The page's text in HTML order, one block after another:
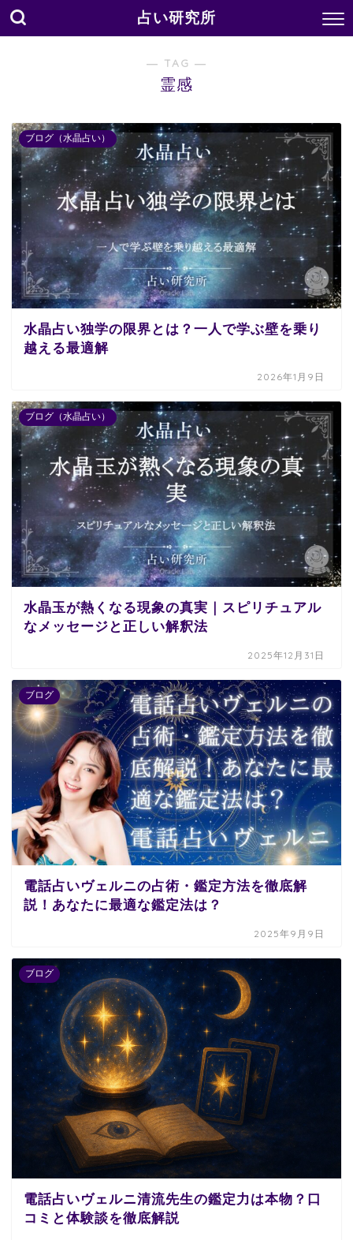
占い研究所
― TAG ―
霊感
ブログ（水晶占い）
水晶占い独学の限界とは？一人で学ぶ壁を乗り
越える最適解
2026年1月9日
ブログ（水晶占い）
水晶玉が熱くなる現象の真実｜スピリチュアル
なメッセージと正しい解釈法
2025年12月31日
ブログ
電話占いヴェルニの占術・鑑定方法を徹底解
説！あなたに最適な鑑定法は？
2025年9月9日
ブログ
電話占いヴェルニ清流先生の鑑定力は本物？口
コミと体験談を徹底解説